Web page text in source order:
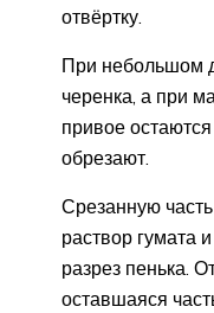
отвёртку.
При небольшом
черенка, а при
привое
обрезают.
Срезанную
раствор гумата
разрез пенька.
оставшаяся